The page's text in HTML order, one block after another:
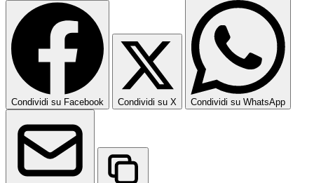
Condividi su Facebook Condividi su X Condividi su WhatsApp